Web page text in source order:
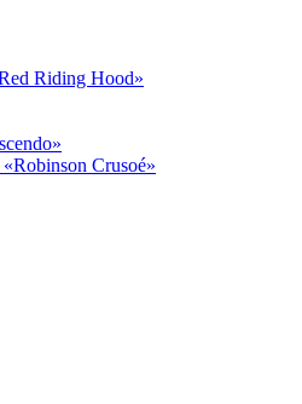
Riding Hood»
Crusoé»